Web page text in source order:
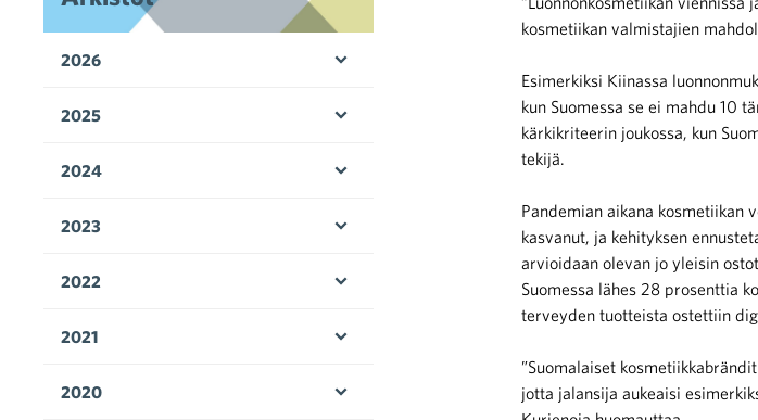
kosmetiikan valmistajien
Esimerkiksi Kiinassa
kun Suomessa se ei mahdu 10
kärkikriteerin joukossa, kun
tekijä.
Pandemian aikana kosmetiikan
kasvanut, ja kehityksen
arvioidaan olevan jo yleisin
Suomessa lähes 28 prosenttia
terveyden tuotteista ostettiin
”Suomalaiset
jotta jalansija aukeaisi
2026
2025
2024
2023
2022
2021
2020